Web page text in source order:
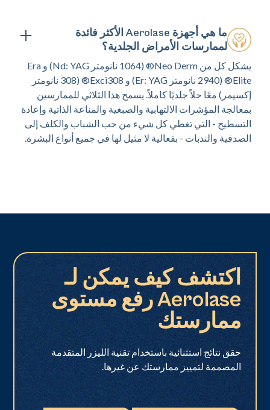
ما هي أجهزة Aerolase الأكثر فائدة
لممارسات الأمراض الجلدية؟
يشكل كل من Neo Derm® (1064 نانومتر Nd: YAG) و Era
Elite® (2940 نانومتر Er: YAG) و Exci308® (308 نانومتر
إكسيمر) معًا حلاً جلديًا كاملاً. يسمح هذا الثلاثي للممارسين
بمعالجة المؤشرات الالتهابية والصبغية والمناعة الذاتية وإعادة
التسطيح - التي تغطي كل شيء من حب الشباب والكلف إلى
الصدفية والندبات - بفعالية لا مثيل لها في جميع أنواع البشرة.
اكتشف كيف يمكن لـ
Aerolase رفع مستوى
ممارستك
حقق نتائج استثنائية باستخدام تقنية الليزر المتقدمة
المصممة لتمييز ممارستك عن غيرها.